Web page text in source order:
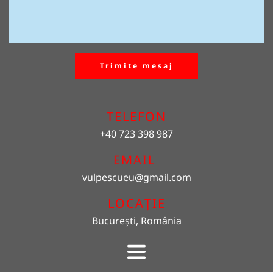
Trimite mesaj
TELEFON
+40 723 398 987
EMAIL
vulpescueu@gmail.com
LOCAȚIE
București, România